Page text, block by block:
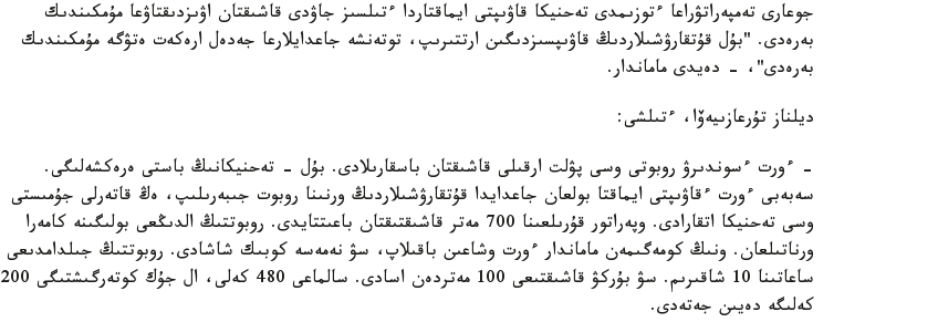
جوعارى تەمپەراتۋراعا ءتوزىمدى تەحنيكا قاۋىپتى ايماقتاردا ءتىلسىز جاۋدى قاشىقتان اۋىزدىقتاۋعا مۇمكىندىك
بەرەدى. "بۇل قۇتقارۋشىلاردىڭ قاۋىپسىزدىگىن ارتتىرىپ، توتەنشە جاعدايلارعا جەدەل ارەكەت ەتۋگە مۇمكىندىك
بەرەدى"، - دەيدى ماماندار.
ديلناز تۇرعازىيەۆا، ءتىلشى:
- ءورت ءسوندىرۋ روبوتى وسى پۋلت ارقىلى قاشىقتان باسقارىلادى. بۇل - تەحنيكانىڭ باستى ەرەكشەلىگى.
سەبەبى ءورت ءقاۋىپتى ايماقتا بولعان جاعدايدا قۇتقارۋشىلاردىڭ ورنىنا روبوت جىبەرىلىپ، ەڭ قاتەرلى جۇمىستى
وسى تەحنيكا اتقارادى. وپەراتور قۇرىلعىنا 700 مەتر قاشىقتىقتان باعىتتايدى. روبوتتىڭ الدىڭعى بولىگىنە كامەرا
ورناتىلعان. ونىڭ كومەگىمەن ماماندار ءورت وشاعىن باقىلاپ، سۋ نەمەسە كوبىك شاشادى. روبوتتىڭ جىلدامدىعى
ساعاتىنا 10 شاقىرىم. سۋ بۇركۋ قاشىقتىعى 100 مەتردەن اسادى. سالماعى 480 كەلى، ال جۇك كوتەرگىشتىگى 200
كەلىگە دەيىن جەتەدى.